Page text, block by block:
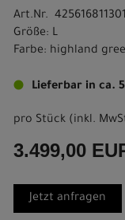
Art.Nr.
Größe: L
Farbe: highland
Lieferbar in ca.
pro Stück (inkl.
3.499,00
Jetzt anfragen